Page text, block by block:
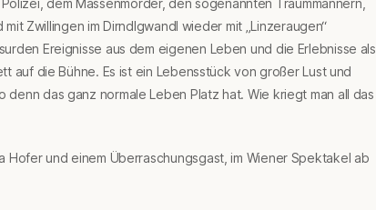
dem Massenmörder, den sogenannten Traummännern,
Zwillingen im Dirndlgwandl wieder mit „Linzeraugen“
Ereignisse aus dem eigenen Leben und die Erlebnisse als
auf die Bühne. Es ist ein Lebensstück von großer Lust und
das ganz normale Leben Platz hat. Wie kriegt man all das
und einem Überraschungsgast, im Wiener Spektakel ab